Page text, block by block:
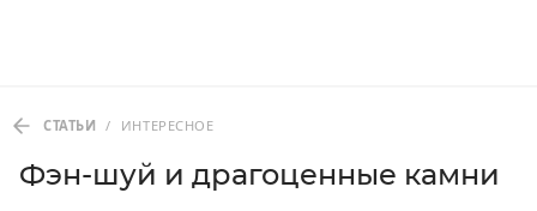
СТАТЬИ / ИНТЕРЕСНОЕ
Фэн-шуй и драгоценные камни